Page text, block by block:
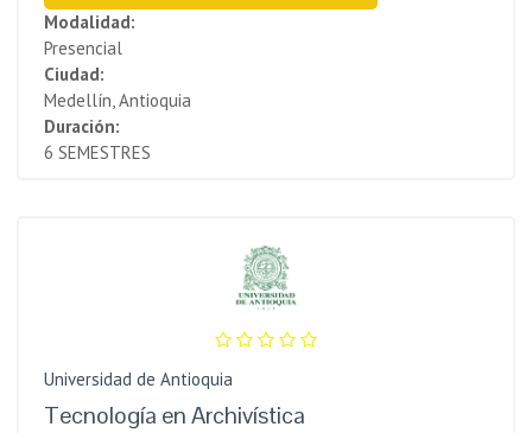
Modalidad:
Presencial
Ciudad:
Medellín, Antioquia
Duración:
6 SEMESTRES
Universidad de Antioquia
Tecnología en Archivística